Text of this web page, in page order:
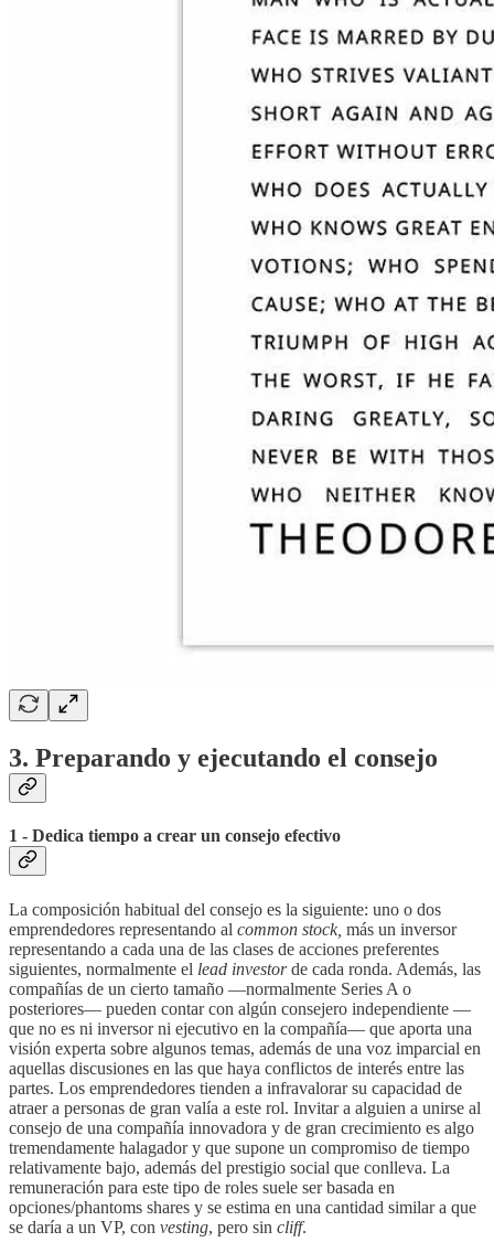
3. Preparando y ejecutando el consejo
1 - Dedica tiempo a crear un consejo efectivo
La composición habitual del consejo es la siguiente: uno o dos
emprendedores representando al common stock, más un inversor
representando a cada una de las clases de acciones preferentes
siguientes, normalmente el lead investorde cada ronda. Además, las
compañías de un cierto tamaño —normalmente Series A o
posteriores— pueden contar con algún consejero independiente —
que no es ni inversor ni ejecutivo en la compañía— que aporta una
visión experta sobre algunos temas, además de una voz imparcial en
aquellas discusiones en las que haya conflictos de interés entre las
partes. Los emprendedores tienden a infravalorar su capacidad de
atraer a personas de gran valía a este rol. Invitar a alguien a unirse al
consejo de una compañía innovadora y de gran crecimiento es algo
tremendamente halagador y que supone un compromiso de tiempo
relativamente bajo, además del prestigio social que conlleva. La
remuneración para este tipo de roles suele ser basada en
opciones/phantoms shares y se estima en una cantidad similar a que
se daría a un VP, con vesting, pero sin cliff.